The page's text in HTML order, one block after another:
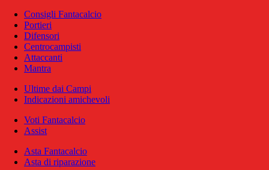
Consigli Fantacalcio
Portieri
Difensori
Centrocampisti
Attaccanti
Mantra
Ultime dai Campi
Indicazioni amichevoli
Voti Fantacalcio
Assist
Asta Fantacalcio
Asta di riparazione